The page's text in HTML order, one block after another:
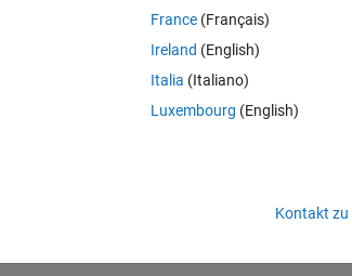
France (Français)
Ireland (English)
Italia (Italiano)
Luxembourg (English)
Kontakt zu